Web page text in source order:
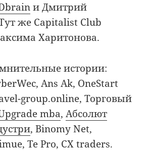
и Дмитрий
же Capitalist Club
Харитонова.
истории:
Ans Ak, OneStart
group.online, Торговый
mba,Абсолют
, Binomy Net,
Te Pro, CX traders.